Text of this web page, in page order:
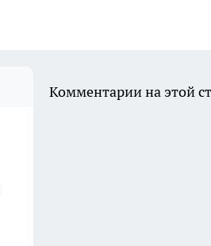
Комментарии на этой